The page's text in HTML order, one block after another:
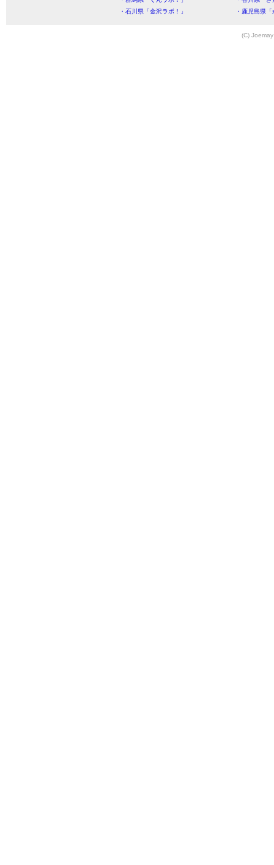
・石川県「金沢ラボ！」
・鹿児島県
(C)